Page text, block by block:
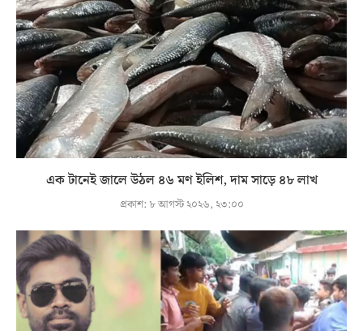
এক টানেই জালে উঠল ৪৬ মণ ইলিশ, দাম সাড়ে ৪৮ লাখ
প্রকাশ: ৮ আগস্ট ২০২৬, ২৩:০০